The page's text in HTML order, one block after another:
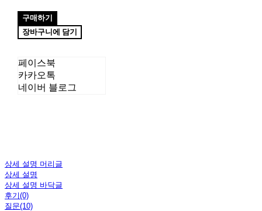
구매하기
장바구니에 담기
페이스북
카카오톡
네이버 블로그
상세 설명 머리글
상세 설명
상세 설명 바닥글
후기(0)
질문(10)